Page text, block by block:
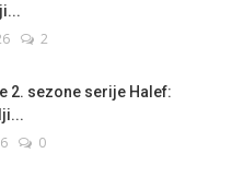
2
2. sezone serije Halef:
0